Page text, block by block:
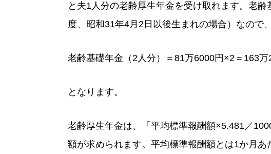
と夫1人分の老齢厚生年金を受け取れます。老
度、昭和31年4月2日以後生まれの場合）なので
老齢基礎年金（2人分）＝81万6000円×2＝163万
となります。
老齢厚生年金は、「平均標準報酬額×5.481／
額が求められます。平均標準報酬額とは1か月